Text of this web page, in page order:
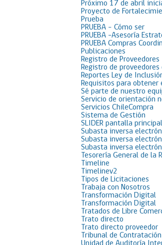
Próximo 17 de abril
Proyecto de
Prueba
PRUEBA – Cómo ser
PRUEBA -Asesoría
PRUEBA Compras
Publicaciones
Registro de Proveedores
Registro de proveedores
Reportes Ley de
Requisitos para obtener
Sé parte de nuestro
Servicio de orientación
Servicios ChileCompra
Sistema de Gestión
SLIDER pantalla principal
Subasta inversa
Subasta inversa
Subasta inversa
Tesorería General de la
Timeline
Timelinev2
Tipos de Licitaciones
Trabaja con Nosotros
Transformación Digital
Transformación Digital
Tratados de Libre
Trato directo
Trato directo proveedor
Tribunal de